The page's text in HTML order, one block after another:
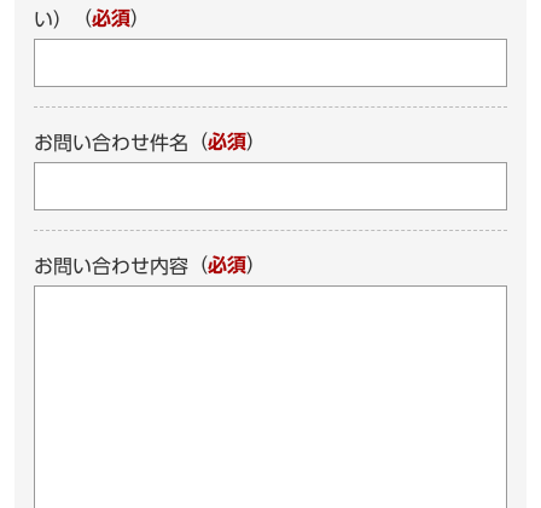
い）
（必須）
お問い合わせ件名 （必須）
お問い合わせ内容 （必須）